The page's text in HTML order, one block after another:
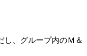
し、グループ内のＭ＆